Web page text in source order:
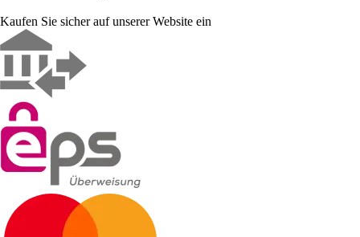
Kaufen Sie sicher auf unserer Website ein